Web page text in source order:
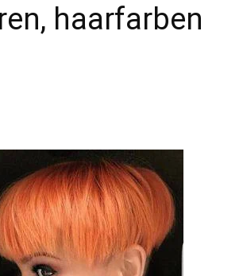
haarfarben